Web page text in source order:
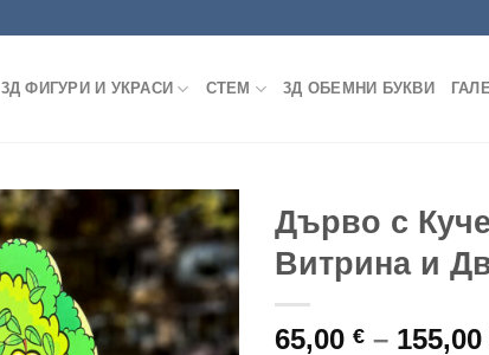
3Д ФИГУРИ И УКРАСИ СТЕМ 3Д ОБЕМНИ БУКВИ
Add to
wishlist
Дърво с
Витрина и
65,00 € – 155,00